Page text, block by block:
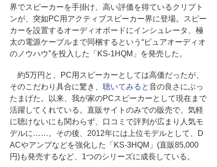
界でスピーカーを手掛け、高い評価を得ているクリプト
ンが、突如PC用アクティブスピーカー界に登場。スピー
カーを設置するオーディオボードにインシュレータ、極
太の電源ケーブルまで同梱するという“ピュアオーディオ
のノウハウ”を投入した「KS-1HQM」を発売した。
約5万円と、PC用スピーカーとしては高価だったが、
そのこだわり具合に驚き、 聴いてみると音の良さにぶっ
たまげた。以来、我が家のPCスピーカーとして現在まで
活躍してくれている。直販サイトのみでの販売で、気軽
に聴けないにも関わらず、口コミで評判が広まり人気モ
デルに……。その後、2012年には上位モデルとして、D
ACやアンプなどを強化した「KS-3HQM」(直販85,000
円)も発売するなど、1つのシリーズに成長している。